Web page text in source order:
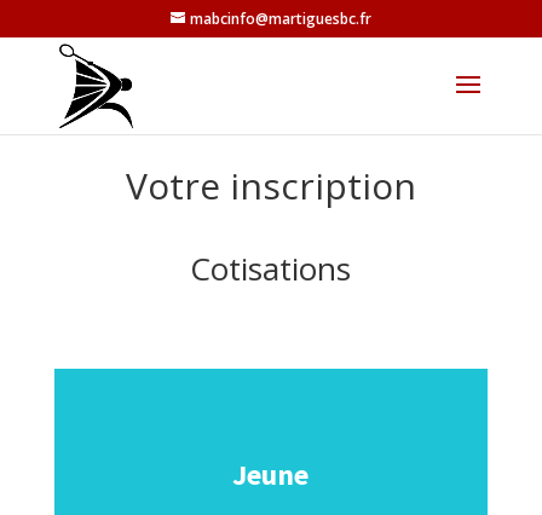
mabcinfo@martiguesbc.fr
Votre inscription
Cotisations
Jeune